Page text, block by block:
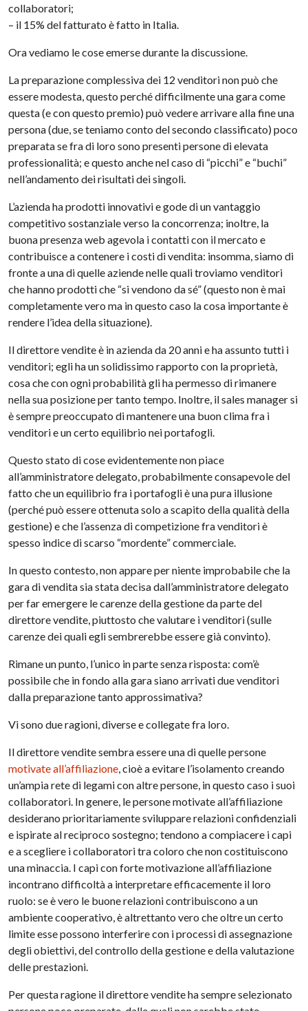
collaboratori;
– il 15% del fatturato è fatto in Italia.
Ora vediamo le cose emerse durante la discussione.
La preparazione complessiva dei 12 venditori non può che
essere modesta, questo perché difficilmente una gara come
questa (e con questo premio) può vedere arrivare alla fine una
persona (due, se teniamo conto del secondo classificato) poco
preparata se fra di loro sono presenti persone di elevata
professionalità; e questo anche nel caso di “picchi” e “buchi”
nell’andamento dei risultati dei singoli.
L’azienda ha prodotti innovativi e gode di un vantaggio
competitivo sostanziale verso la concorrenza; inoltre, la
buona presenza web agevola i contatti con il mercato e
contribuisce a contenere i costi di vendita: insomma, siamo di
fronte a una di quelle aziende nelle quali troviamo venditori
che hanno prodotti che “si vendono da sé” (questo non è mai
completamente vero ma in questo caso la cosa importante è
rendere l’idea della situazione).
Il direttore vendite è in azienda da 20 anni e ha assunto tutti i
venditori; egli ha un solidissimo rapporto con la proprietà,
cosa che con ogni probabilità gli ha permesso di rimanere
nella sua posizione per tanto tempo. Inoltre, il sales manager si
è sempre preoccupato di mantenere una buon clima fra i
venditori e un certo equilibrio nei portafogli.
Questo stato di cose evidentemente non piace
all’amministratore delegato, probabilmente consapevole del
fatto che un equilibrio fra i portafogli è una pura illusione
(perché può essere ottenuta solo a scapito della qualità della
gestione) e che l’assenza di competizione fra venditori è
spesso indice di scarso “mordente” commerciale.
In questo contesto, non appare per niente improbabile che la
gara di vendita sia stata decisa dall’amministratore delegato
per far emergere le carenze della gestione da parte del
direttore vendite, piuttosto che valutare i venditori (sulle
carenze dei quali egli sembrerebbe essere già convinto).
Rimane un punto, l’unico in parte senza risposta: com’è
possibile che in fondo alla gara siano arrivati due venditori
dalla preparazione tanto approssimativa?
Vi sono due ragioni, diverse e collegate fra loro.
Il direttore vendite sembra essere una di quelle persone
motivate all’affiliazione, cioè a evitare l’isolamento creando
un’ampia rete di legami con altre persone, in questo caso i suoi
collaboratori. In genere, le persone motivate all’affiliazione
desiderano prioritariamente svilup­pare relazioni confidenziali
e ispirate al reciproco sostegno; tendono a compiacere i capi
e a scegliere i collaboratori tra coloro che non costituiscono
una minaccia. I capi con forte motivazione all’affiliazione
incontrano difficoltà a interpretare efficacemente il loro
ruolo: se è vero le buone relazioni contribuiscono a un
ambiente cooperativo, è altrettanto vero che oltre un certo
limite esse possono interferire con i processi di assegnazione
degli obiettivi, del controllo della gestione e della valutazione
delle prestazioni.
Per questa ragione il direttore vendite ha sempre selezionato